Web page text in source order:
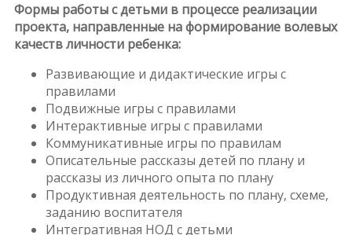
Формы работы с детьми в процессе реализации
проекта, направленные на формирование волевых
качеств личности ребенка:
Развивающие и дидактические игры с
правилами
Подвижные игры с правилами
Интерактивные игры с правилами
Коммуникативные игры по правилам
Описательные рассказы детей по плану и
рассказы из личного опыта по плану
Продуктивная деятельность по плану, схеме,
заданию воспитателя
Интегративная НОД с детьми